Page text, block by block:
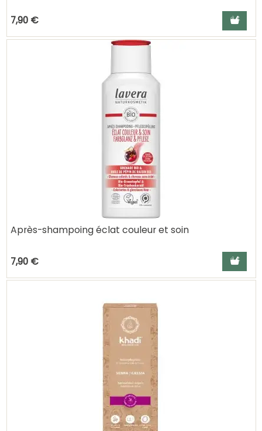
7,90 € Ajouter
Après-shampoing éclat couleur et soin
7,90 € Ajouter